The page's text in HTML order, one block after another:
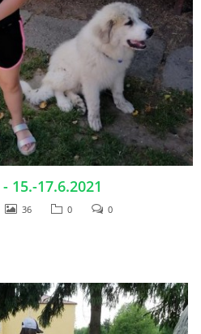
15.-17.6.2021
36 0 0